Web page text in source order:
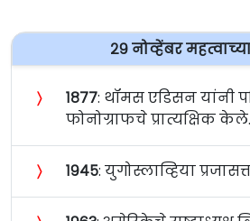
२९ नोव्हेंबर
〉 १८७७: थॉमस एडिसन यांनी
फोनोग्राफचे प्रात्यक्षिक केले.
〉 १९४५: युगोस्लाव्हिया